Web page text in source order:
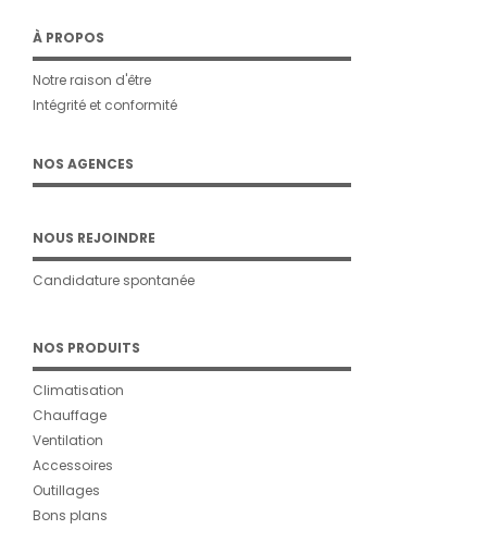
À PROPOS
Notre raison d'être
Intégrité et conformité
NOS AGENCES
NOUS REJOINDRE
Candidature spontanée
NOS PRODUITS
Climatisation
Chauffage
Ventilation
Accessoires
Outillages
Bons plans